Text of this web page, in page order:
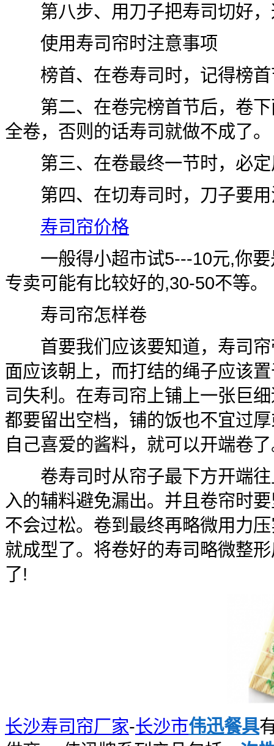
第八步、用刀子把寿司切好，
使用寿司帘时注意事项
榜首、在卷寿司时，记得榜首
第二、在卷完榜首节后，卷下
全卷，否则的话寿司就做不成了。
第三、在卷最终一节时，必定
第四、在切寿司时，刀子要用
寿司帘价格
一般得小超市试5---10元,你要
专卖可能有比较好的,30-50不等。
寿司帘怎样卷
首要我们应该要知道，寿司帘
面应该朝上，而打结的绳子应该
司失利。在寿司帘上铺上一张巨
都要留出空档，铺的饭也不宜过
自己喜爱的酱料，就可以开端卷
卷寿司时从帘子最下方开端往
入的辅料避免漏出。并且卷帘时
不会过松。卷到最终再略微用力
就成型了。将卷好的寿司略微整
了!
长沙寿司帘厂家-长沙市伟迅餐具